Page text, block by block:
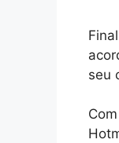
seu